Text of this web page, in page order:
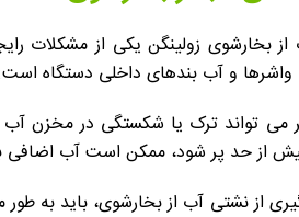
بخارشوی زولینگن یکی از مشکلات
و آب بندهای داخلی دستگاه
می تواند ترک یا شکستگی در مخزن
از حد پر شود، ممکن است آب اضافی
از نشتی آب از بخارشوی، باید به